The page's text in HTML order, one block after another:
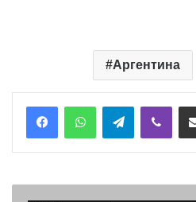
Аргентина
TelegramViber